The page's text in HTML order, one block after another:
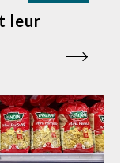
leur